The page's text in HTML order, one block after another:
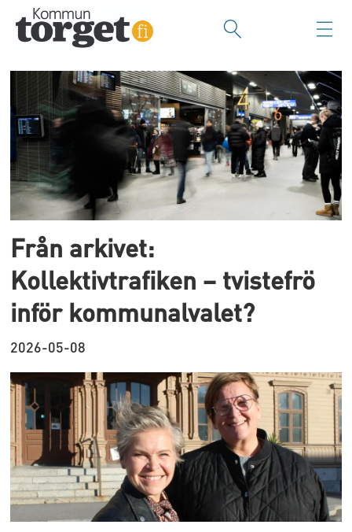
Tag:
stadsdirektörer
Från arkivet:
Kollektivtrafiken – tvistefrö
inför kommunalvalet?
2026-05-08